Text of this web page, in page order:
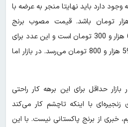
دارد باید نهایتا منجر به عرضه با
نزدیک 60 تا 70 هزار تومان باشد. قیمت مصوب برنج
پاکستانی دانه‌بلند کیلویی 66 هزار و 300 تومان است و این عدد برای
برنج پاکستانی دانه‌کوتاه به 59 هزار و 800 تومان می‌رسد. در بازار اما
حداقل برای این برهه کار راحتی
با اینکه تاچشم کار می‌کند
خبری از برنج پاکستانی نیست. با این